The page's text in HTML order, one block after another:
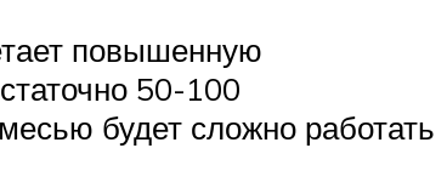
повышенную
50-100
будет сложно работать